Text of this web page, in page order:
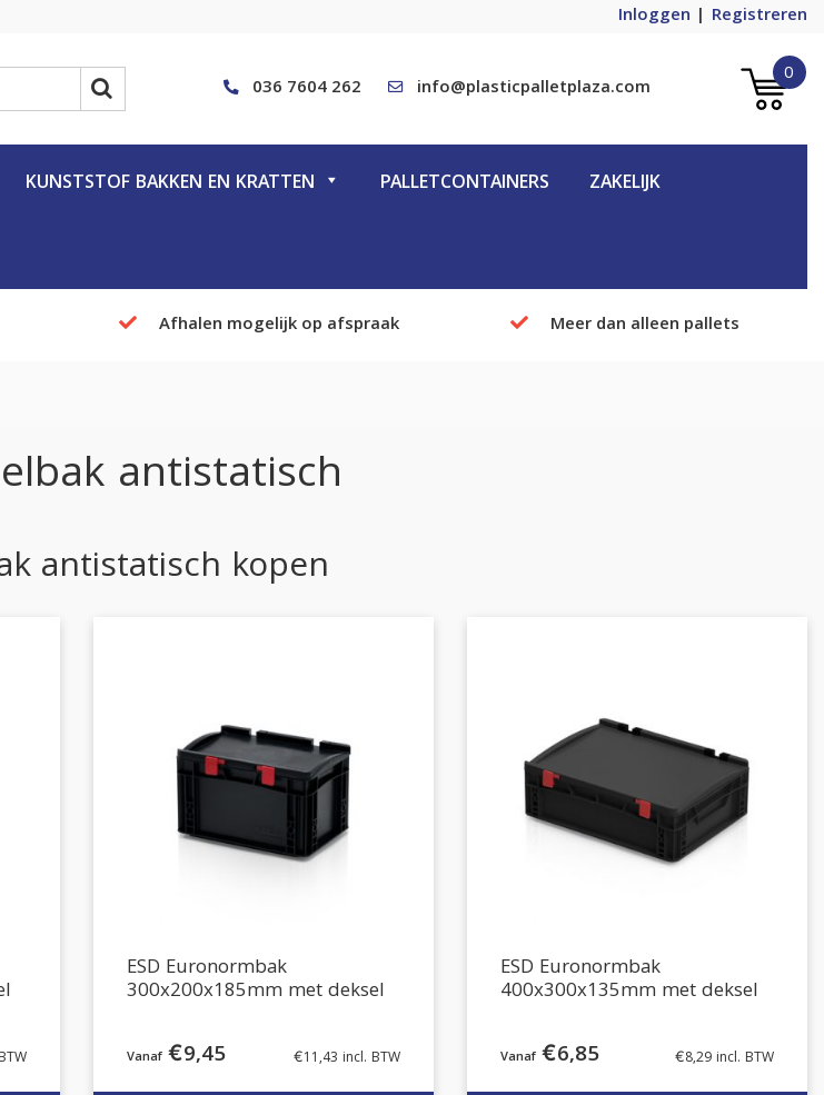
Inloggen Registreren
0
036 7604 262 info@plasticpalletplaza.com
KUNSTSTOF BAKKEN EN KRATTEN PALLETCONTAINERS ZAKELIJK
Afhalen mogelijk op afspraak Meer dan alleen pallets
antistatisch
antistatisch kopen
ESD Euronormbak
300x200x185mm met deksel
€9,45 €11,43 incl. BTW
ESD Euronormbak
400x300x135mm met deksel
€6,85 €8,29incl. BTW